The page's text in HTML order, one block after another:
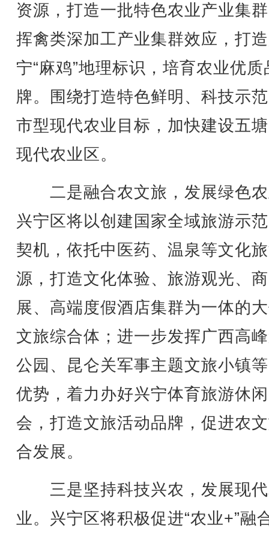
资源，打造一批特色农业产业集
挥禽类深加工产业集群效应，打
宁“麻鸡”地理标识，培育农业优质
牌。围绕打造特色鲜明、科技示
市型现代农业目标，加快建设五
现代农业区。
二是融合农文旅，发展绿色
兴宁区将以创建国家全域旅游示
契机，依托中医药、温泉等文化
源，打造文化体验、旅游观光、
展、高端度假酒店集群为一体的
文旅综合体；进一步发挥广西高
公园、昆仑关军事主题文旅小镇
优势，着力办好兴宁体育旅游休
会，打造文旅活动品牌，促进农
合发展。
三是坚持科技兴农，发展现
业。兴宁区将积极促进“农业+”融